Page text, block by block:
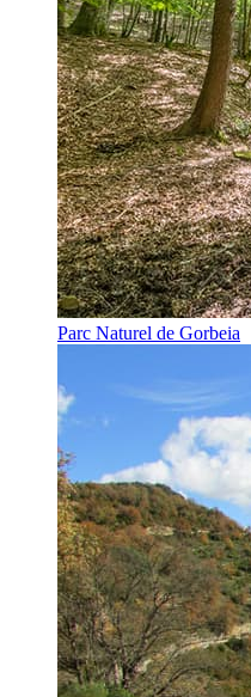
Parc Naturel de Gorbeia